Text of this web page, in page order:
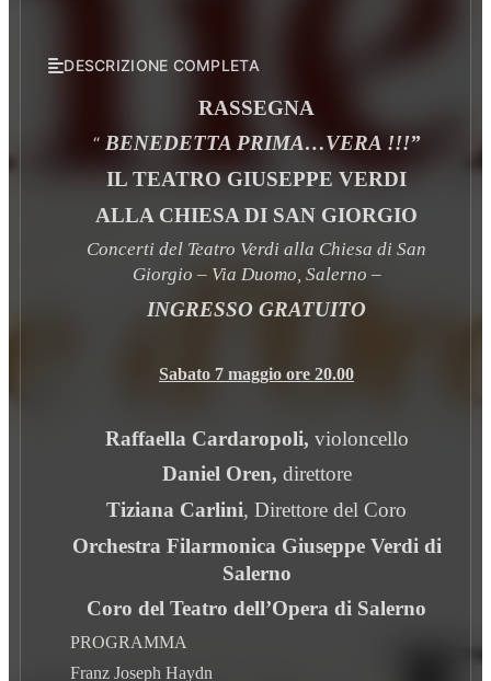
DESCRIZIONE COMPLETA
RASSEGNA
“ BENEDETTA PRIMA…VERA !!!”
IL TEATRO GIUSEPPE VERDI
ALLA CHIESA DI SAN GIORGIO
Concerti del Teatro Verdi alla Chiesa di San
Giorgio – Via Duomo, Salerno –
INGRESSO GRATUITO
Sabato 7 maggio ore 20.00
Raffaella Cardaropoli, violoncello
Daniel Oren, direttore
Tiziana Carlini, Direttore del Coro
Orchestra Filarmonica Giuseppe Verdi di
Salerno
Coro del Teatro dell’Opera di Salerno
PROGRAMMA
Franz Joseph Haydn